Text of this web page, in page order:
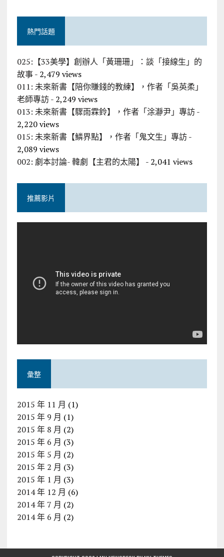
熱門話題
025:【33美學】創辦人「黃珊珊」：談「接線生」的
故事- 2,479 views
011: 未來新書【陪你賺錢的教練】，作者「吳英柔」
老師專訪- 2,249 views
013: 未來新書【驟雨霖鈴】，作者「涂瀞尹」專訪-
2,220 views
015: 未來新書【鱗界點】，作者「鬼文生」專訪-
2,089 views
002: 劇本討論- 韓劇【主君的太陽】
- 2,041 views
推薦影片
彙整
2015 年 11 月 (1)
2015 年 9 月 (1)
2015 年 8 月 (2)
2015 年 6 月 (3)
2015 年 5 月 (2)
2015 年 2 月 (3)
2015 年 1 月 (3)
2014 年 12 月 (6)
2014 年 7 月 (2)
2014 年 6 月 (2)